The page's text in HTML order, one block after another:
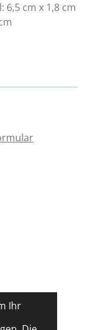
Ihr
6,5 cm x 1,8 cm